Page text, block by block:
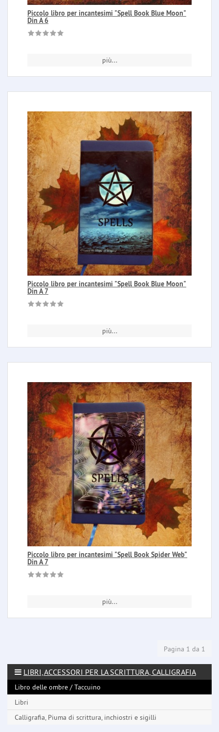
Piccolo libro per incantesimi "Spell Book Blue Moon"
Din A 6
più...
Piccolo libro per incantesimi "Spell Book Blue Moon"
Din A 7
più...
Piccolo libro per incantesimi "Spell Book Spider Web"
Din A 7
più...
Pagina 1 da 1
LIBRI, ACCESSORI PER LA SCRITTURA, CALLIGRAFIA
Libro delle ombre / Taccuino
Libri
Calligrafia, Piuma di scrittura, inchiostri e sigilli